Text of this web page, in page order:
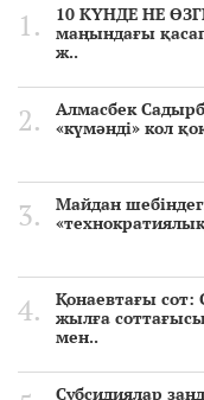
10 КҮНДЕ НЕ
маңындағы
ж..
Алмасбек
«күмәнді» кол
Майдан
Қонаевтағы
жылға
мен..
Субсидиялар